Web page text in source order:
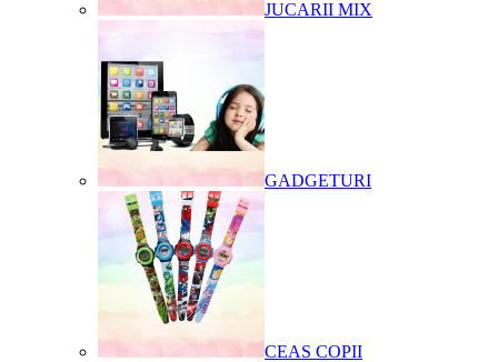
JUCARII MIX
GADGETURI
CEAS COPII